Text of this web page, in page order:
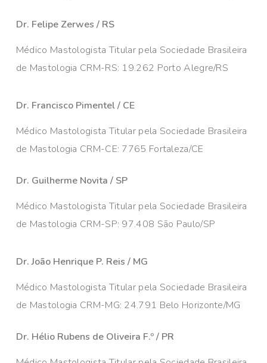
Dr. Felipe Zerwes / RS
Médico Mastologista Titular pela Sociedade Brasileira
de Mastologia CRM-RS: 19.262 Porto Alegre/RS
Dr. Francisco Pimentel / CE
Médico Mastologista Titular pela Sociedade Brasileira
de Mastologia CRM-CE: 7765 Fortaleza/CE
Dr. Guilherme Novita / SP
Médico Mastologista Titular pela Sociedade Brasileira
de Mastologia CRM-SP: 97.408 São Paulo/SP
Dr. João Henrique P. Reis / MG
Médico Mastologista Titular pela Sociedade Brasileira
de Mastologia CRM-MG: 24.791 Belo Horizonte/MG
Dr. Hélio Rubens de Oliveira F.º / PR